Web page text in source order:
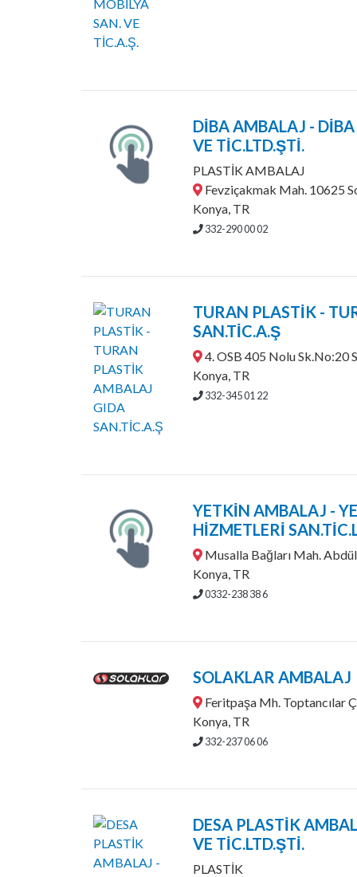
DİBA AMBALAJ -
VE TİC.LTD.ŞTİ.
PLASTİK AMBALAJ
Fevziçakmak Mah. 10625
Konya, TR
332-290 00 02
TURAN PLASTİK -
SAN.TİC.A.Ş
4. OSB 405 Nolu Sk.No:20
Konya, TR
332-345 01 22
YETKİN AMBALAJ -
HİZMETLERİ
Musalla Bağları Mah.
Konya, TR
0332-238 38 6
SOLAKLAR AMBALAJ
Feritpaşa Mh. Toptancılar
Konya, TR
332-237 06 06
DESA PLASTİK
VE TİC.LTD.ŞTİ.
PLASTİK